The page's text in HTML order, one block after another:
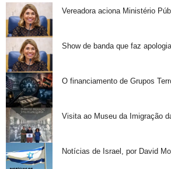
Vereadora aciona Ministério
Show de banda que faz
O financiamento de Grupos
Visita ao Museu da Imigração
Notícias de Israel, por David